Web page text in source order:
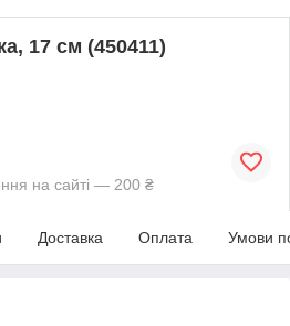
17 см (450411)
на сайті — 200 ₴
Доставка Оплата Умови